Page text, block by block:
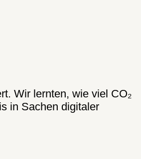
Wir lernten, wie viel CO₂
in Sachen digitaler